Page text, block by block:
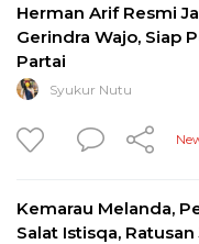
Herman Arif Resmi
Gerindra Wajo, Siap
Partai
Syukur Nutu
Kemarau Melanda,
Salat Istisqa,